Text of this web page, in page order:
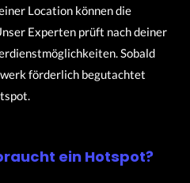
Location können die
Experten prüft nach deiner
Sobald
förderlich begutachtet
ein Hotspot?